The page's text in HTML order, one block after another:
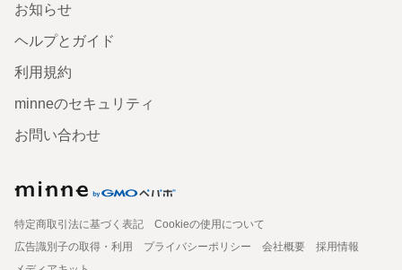
お知らせ
ヘルプとガイド
利用規約
minneのセキュリティ
お問い合わせ
特定商取引法に基づく表記
Cookieの使用について
広告識別子の取得・利用
プライバシーポリシー 会社概要
採用情報